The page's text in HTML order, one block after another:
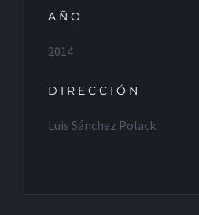
AÑO
2014
DIRECCIÓN
Luis Sánchez Polack